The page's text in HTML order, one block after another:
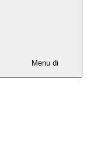
Menu di